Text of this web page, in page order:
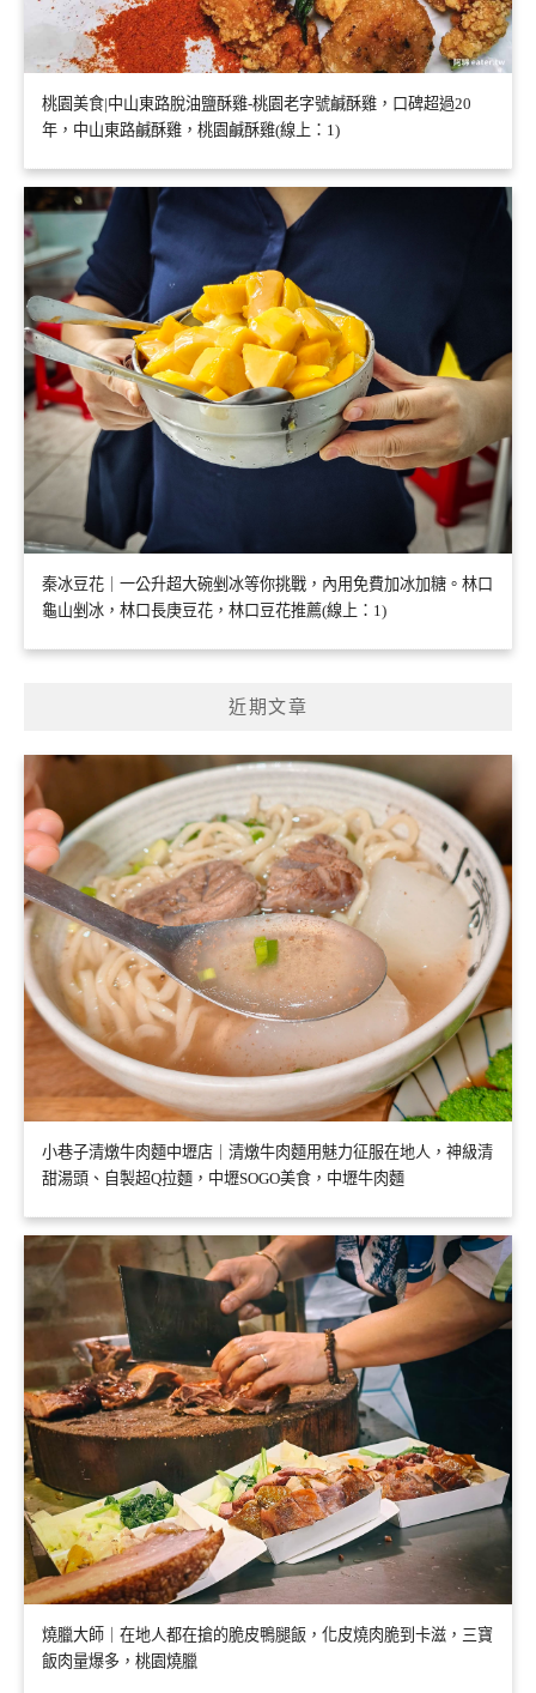
桃園美食|中山東路脫油鹽酥雞-桃園老字號鹹酥雞，口碑超過20
年，中山東路鹹酥雞，桃園鹹酥雞(線上：1)
秦冰豆花｜一公升超大碗剉冰等你挑戰，內用免費加冰加糖。林口
龜山剉冰，林口長庚豆花，林口豆花推薦(線上：1)
近期文章
小巷子清燉牛肉麵中壢店｜清燉牛肉麵用魅力征服在地人，神級清
甜湯頭、自製超Q拉麵，中壢SOGO美食，中壢牛肉麵
燒臘大師｜在地人都在搶的脆皮鴨腿飯，化皮燒肉脆到卡滋，三寶
飯肉量爆多，桃園燒臘